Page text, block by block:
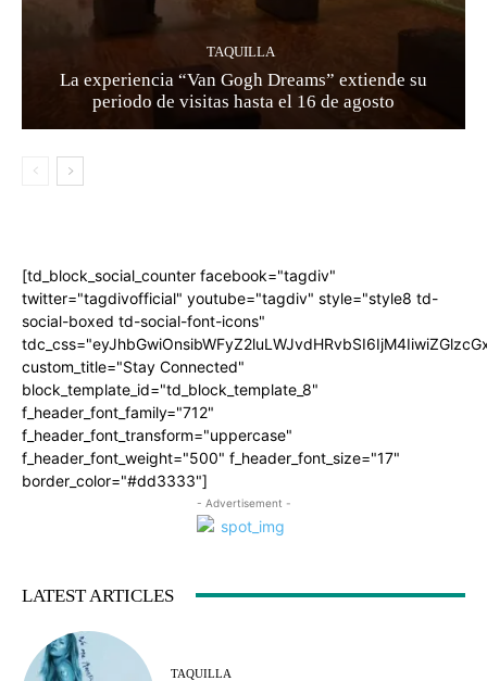
TAQUILLA
La experiencia “Van Gogh Dreams” extiende su
periodo de visitas hasta el 16 de agosto
[td_block_social_counter facebook="tagdiv"
twitter="tagdivofficial" youtube="tagdiv" style="style8 td-
social-boxed td-social-font-icons"
custom_title="Stay Connected"
block_template_id="td_block_template_8"
f_header_font_family="712"
f_header_font_transform="uppercase"
f_header_font_weight="500" f_header_font_size="17"
border_color="#dd3333"]
- Advertisement -
LATEST ARTICLES
TAQUILLA